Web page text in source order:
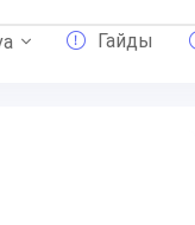
Гайды